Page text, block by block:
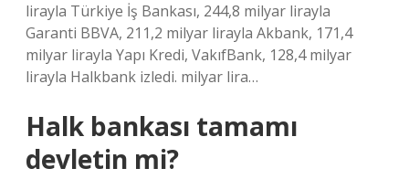
lirayla Türkiye İş Bankası, 244,8 milyar lirayla
Garanti BBVA, 211,2 milyar lirayla Akbank, 171,4
milyar lirayla Yapı Kredi, VakıfBank, 128,4 milyar
lirayla Halkbank izledi. milyar lira…
Halk bankası tamamı
devletin mi?